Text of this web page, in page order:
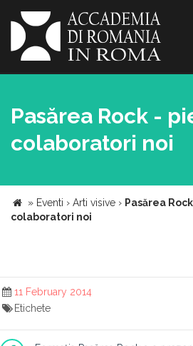
Pasărea Rock -
colaboratori noi
» Eventi › Arti visive › Pasărea
colaboratori noi
11 February 2014
Etichete